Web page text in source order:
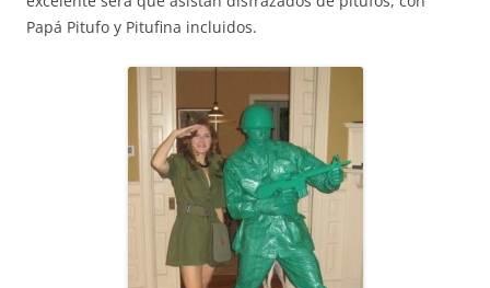
Papá Pitufo y Pitufina incluidos.